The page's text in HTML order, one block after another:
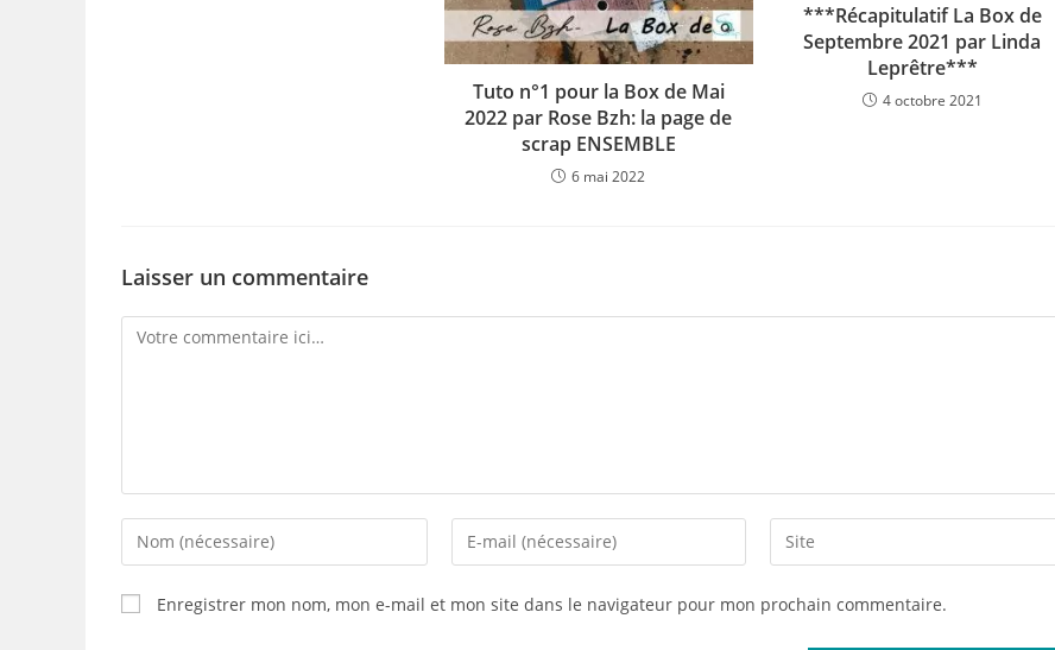
Tuto n°1 pour la Box de Mai
2022 par Rose Bzh: la page de
scrap ENSEMBLE
6 mai 2022
***Récapitulatif La Box de
Septembre 2021 par Linda
Leprêtre***
4 octobre 2021
Laisser un commentaire
Comment
Enter
your
name
or
Enter
your
Saisir
l’URL
Enregistrer mon nom, mon e-mail et mon site dans le navigateur pour mon prochain commentaire.